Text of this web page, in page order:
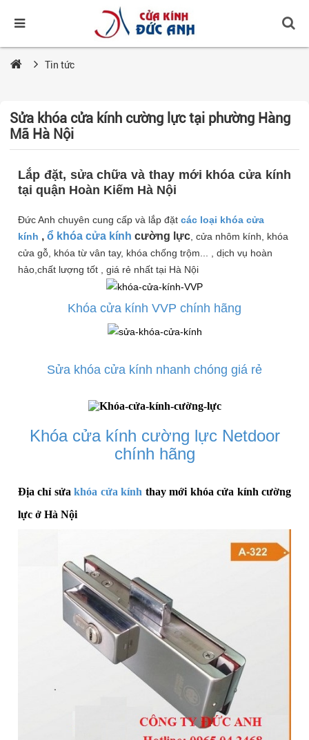
Tin tức
Sửa khóa cửa kính cường lực tại phường Hàng
Mã Hà Nội
Lắp đặt, sửa chữa và thay mới khóa cửa kính
tại quận Hoàn Kiếm Hà Nội
Đức Anh chuyên cung cấp và lắp đặt các loại khóa cửa
kính , ổ khóa cửa kính cường lực , cửa nhôm kính, khóa
cửa gỗ, khóa từ vân tay, khóa chống trộm... , dịch vụ hoàn
hảo,chất lượng tốt , giá rẻ nhất tại Hà Nội
Khóa cửa kính VVP chính hãng
Sửa khóa cửa kính nhanh chóng giá rẻ
Khóa cửa kính cường lực Netdoor
chính hãng
Địa chỉ sửakhóa cửa kính thay mới khóa cửa kính cường
lực ở Hà Nội